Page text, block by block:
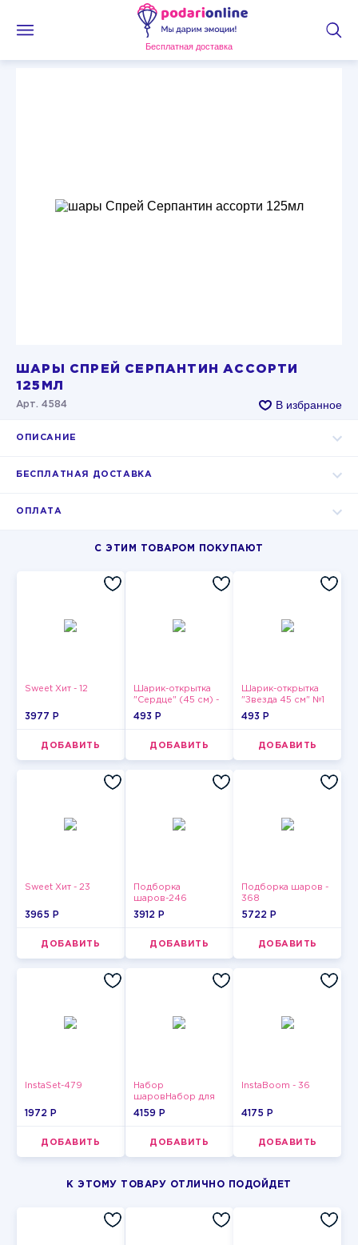
Бесплатная доставка
ШАРЫ СПРЕЙ СЕРПАНТИН АССОРТИ
125МЛ
Арт. 4584 В избранное
ОПИСАНИЕ
БЕСПЛАТНАЯ ДОСТАВКА
ОПЛАТА
С ЭТИМ ТОВАРОМ ПОКУПАЮТ
Sweet Хит - 12
3977 P
ДОБАВИТЬ
Шарик-открытка
"Сердце" (45 см) -
2
493 P
ДОБАВИТЬ
Шарик-открытка
"Звезда 45 см" №1
493 P
ДОБАВИТЬ
Sweet Хит - 23
3965 P
ДОБАВИТЬ
Подборка
шаров-246
3912 P
ДОБАВИТЬ
Подборка шаров -
368
5722 P
ДОБАВИТЬ
InstaSet-479
1972 P
ДОБАВИТЬ
Набор
шаровНабор для
мужчин-9
4159 P
ДОБАВИТЬ
InstaBoom - 36
4175 P
ДОБАВИТЬ
К ЭТОМУ ТОВАРУ ОТЛИЧНО ПОДОЙДЕТ